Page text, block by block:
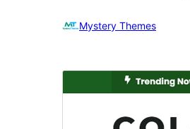
Mystery Themes